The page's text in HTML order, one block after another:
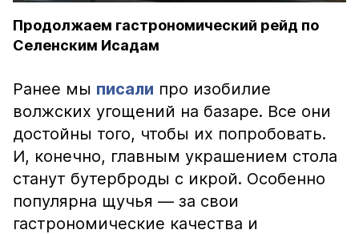
Продолжаем гастрономический рейд по
Селенским Исадам
Ранее мы писали про изобилие
волжских угощений на базаре. Все они
достойны того, чтобы их попробовать.
И, конечно, главным украшением стола
станут бутерброды с икрой. Особенно
популярна щучья — за свои
гастрономические качества и